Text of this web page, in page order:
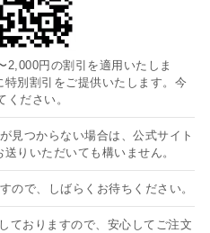
2,000円の割引を適用いたしま
別割引をご提供いたします。今
ださい。
見つからない場合は、公式サイト
りいただいても構いません。
ので、しばらくお待ちください。
ておりますので、安心してご注文